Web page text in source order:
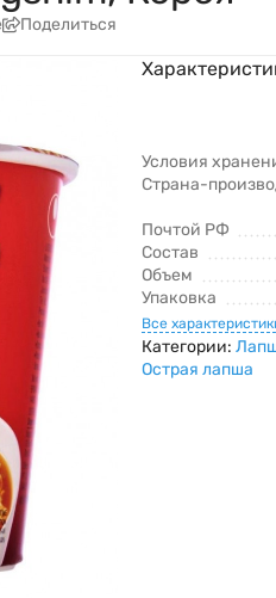
Поделиться
Условия
Страна-
Почтой РФ
Состав
Объем
Упаковка
Все
Категории:
Острая лапша